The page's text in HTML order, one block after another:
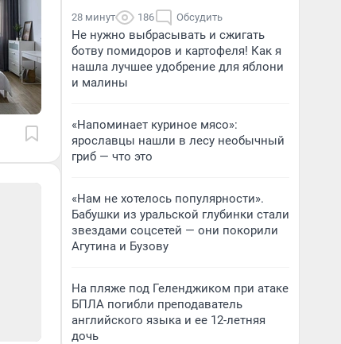
28 минут 186 Обсудить
Не нужно выбрасывать и сжигать
ботву помидоров и картофеля! Как я
нашла лучшее удобрение для яблони
и малины
«Напоминает куриное мясо»:
ярославцы нашли в лесу необычный
гриб — что это
«Нам не хотелось популярности».
Бабушки из уральской глубинки стали
звездами соцсетей — они покорили
Агутина и Бузову
На пляже под Геленджиком при атаке
БПЛА погибли преподаватель
английского языка и ее 12-летняя
дочь